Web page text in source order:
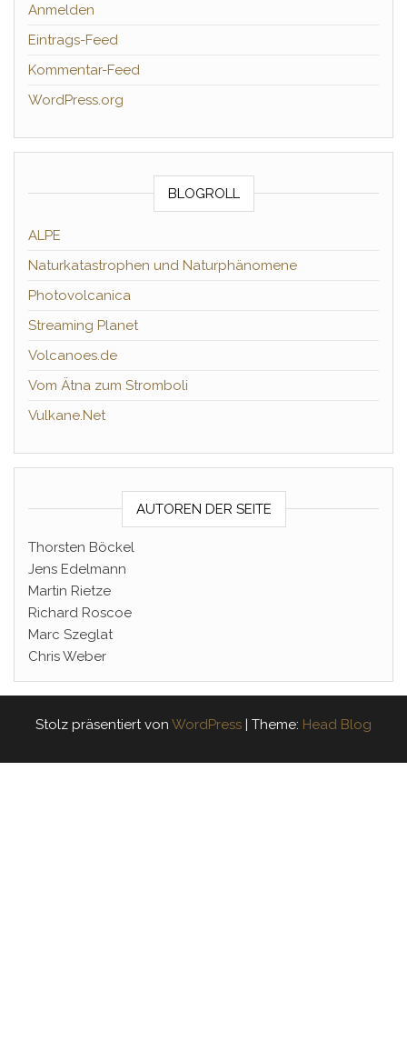
Anmelden
Eintrags-Feed
Kommentar-Feed
WordPress.org
BLOGROLL
ALPE
Naturkatastrophen und Naturphänomene
Photovolcanica
Streaming Planet
Volcanoes.de
Vom Ätna zum Stromboli
Vulkane.Net
AUTOREN DER SEITE
Thorsten Böckel
Jens Edelmann
Martin Rietze
Richard Roscoe
Marc Szeglat
Chris Weber
Stolz präsentiert von WordPress | Theme: Head Blog